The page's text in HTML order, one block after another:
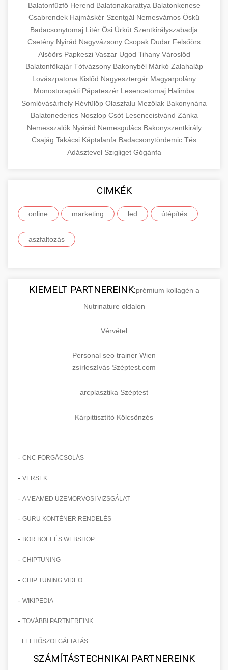
Balatonfűzfő Herend Balatonakarattya Balatonkenese
Csabrendek Hajmáskér Szentgál Nemesvámos Öskü
Badacsonytomaj Litér Ősi Úrkút Szentkirályszabadja
Csetény Nyirád Nagyvázsony Csopak Dudar Felsőörs
Alsóörs Papkeszi Vaszar Ugod Tihany Városlőd
Balatonfőkajár Tótvázsony Bakonybél Márkó Zalahaláp
Lovászpatona Kislőd Nagyesztergár Magyarpolány
Monostorapáti Pápateszér Lesencetomaj Halimba
Somlóvásárhely Révfülöp Olaszfalu Mezőlak Bakonynána
Balatonederics Noszlop Csót Lesenceistvánd Zánka
Nemesszalók Nyárád Nemesgulács Bakonyszentkirály
Csajág Takácsi Káptalanfa Badacsonytördemic Tés
Adásztevel Szigliget Gógánfa
CIMKÉK
online marketing led útépítés
aszfaltozás
KIEMELT PARTNEREINK:prémium kollagén a
Nutrinature oldalon
Vérvétel
Personal seo trainer Wien
zsírleszívás Széptest.com
arcplasztika Széptest
Kárpittisztító Kölcsönzés
- CNC FORGÁCSOLÁS
- VERSEK
- AMEAMED ÜZEMORVOSI VIZSGÁLAT
- GURU KONTÉNER RENDELÉS
- BOR BOLT ÉS WEBSHOP
- CHIPTUNING
- CHIP TUNING VIDEO
- WIKIPEDIA
- TOVÁBBI PARTNEREINK
FELHŐSZOLGÁLTATÁS
SZÁMÍTÁSTECHNIKAI PARTNEREINK